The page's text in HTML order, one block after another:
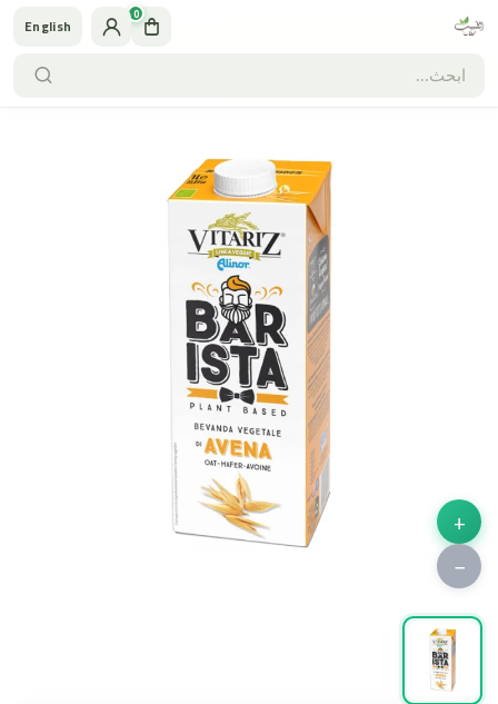
0
English
+
−